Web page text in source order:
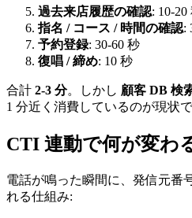
過去来店履歴の確認: 10-20
指名 / コース / 時間の確認:
予約登録: 30-60 秒
復唱 / 締め: 10 秒
合計 2-3 分。しかし 顧客 DB 検
1 分近く消費しているのが現状で
CTI 連動で何が変わ
電話が鳴った瞬間に、発信元番
れる仕組み: